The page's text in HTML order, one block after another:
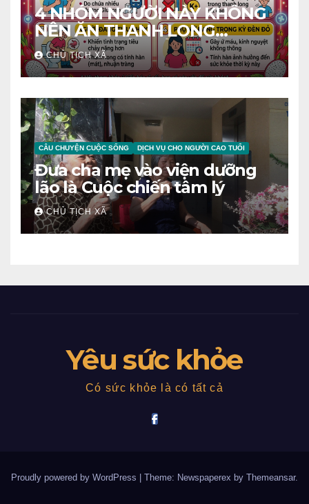
4 NHÓM NGƯỜI NÀY KHÔNG
NÊN ĂN THANH LONG
TRÁNH RƯỚC BỆNH VÀO
NGƯỜI
CHỦ TỊCH XÃ
CÂU CHUYỆN CUỘC SỐNG DỊCH VỤ CHO NGƯỜI CAO TUỔI
Đưa cha mẹ vào viện dưỡng
lão là Cuộc chiến tâm lý
CHỦ TỊCH XÃ
Yêu sức khỏe
Có sức khỏe là có tất cả
Proudly powered by WordPress Theme: Newspaperex by Themeansar.